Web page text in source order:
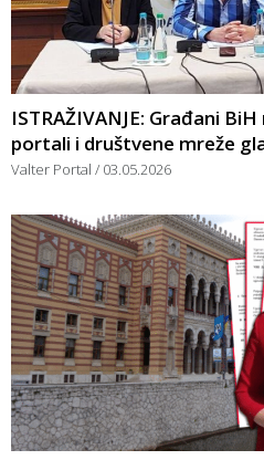
ISTRAŽIVANJE: Građani
portali i društvene mreže
Valter Portal 03.05.2026